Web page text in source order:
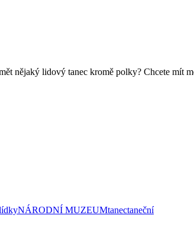
nějaký lidový tanec kromě polky? Chcete mít
NÁRODNÍ MUZEUMtanectaneční